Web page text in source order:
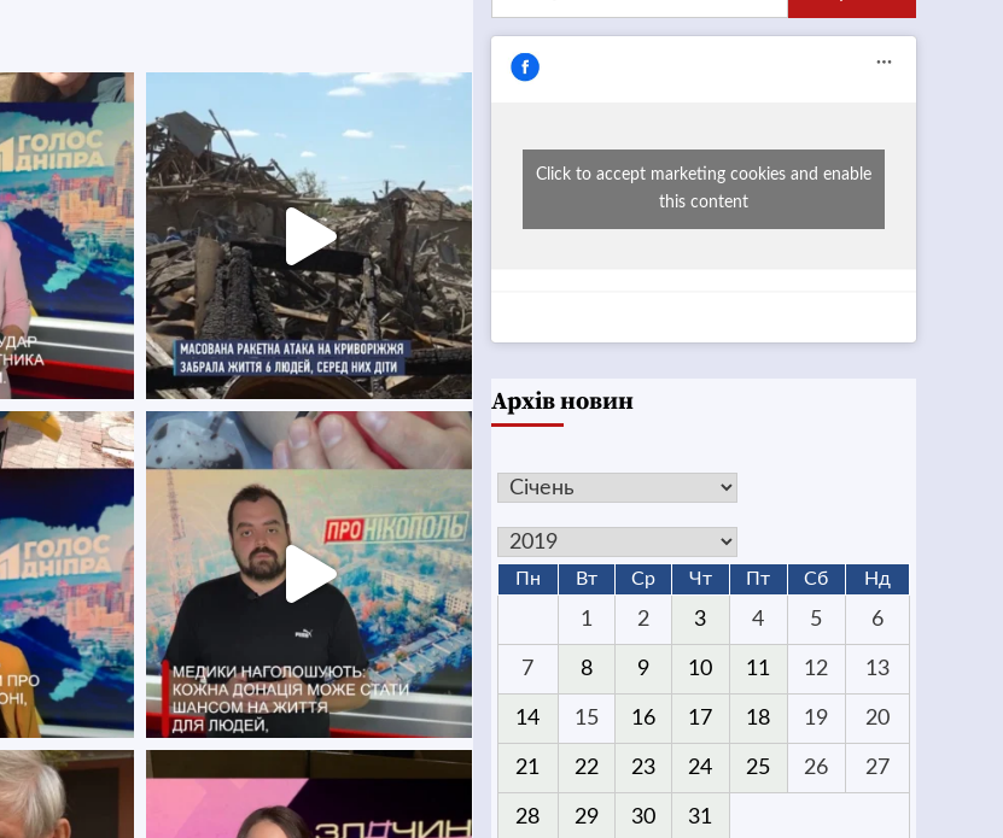
Click to accept marketing cookies and enable
this content
Архів новин
Пн Вт Ср Чт Пт Сб Нд
1 2 3 4 5 6
7 8 9 10 11 12 13
14 15 16 17 18 19 20
21 22 23 24 25 26 27
28 29 30 31